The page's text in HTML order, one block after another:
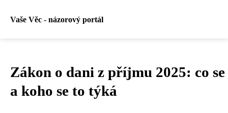
Vaše Věc - názorový portál
Zákon o dani z příjmu 2025: co
a koho se to týká